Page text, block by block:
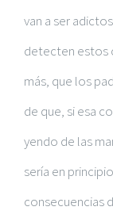
van a ser
detecten estos
más, que los
de que, si esa
yendo de las
sería en
consecuencias